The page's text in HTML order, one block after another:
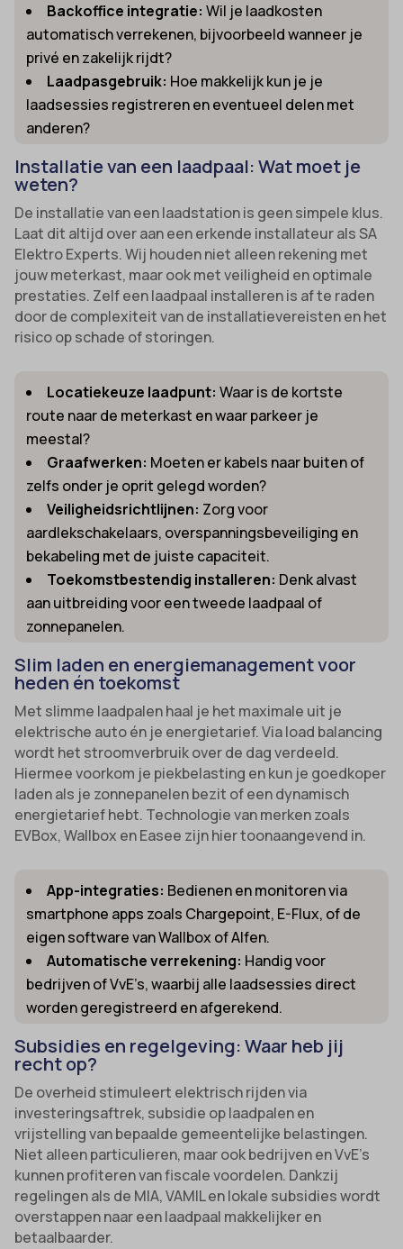
Backoffice integratie: Wil je laadkosten
automatisch verrekenen, bijvoorbeeld wanneer je
privé en zakelijk rijdt?
Laadpasgebruik: Hoe makkelijk kun je je
laadsessies registreren en eventueel delen met
anderen?
Installatie van een laadpaal: Wat moet je
weten?
De installatie van een laadstation is geen simpele klus.
Laat dit altijd over aan een erkende installateur als SA
Elektro Experts. Wij houden niet alleen rekening met
jouw meterkast, maar ook met veiligheid en optimale
prestaties. Zelf een laadpaal installeren is af te raden
door de complexiteit van de installatievereisten en het
risico op schade of storingen.
Locatiekeuze laadpunt: Waar is de kortste
route naar de meterkast en waar parkeer je
meestal?
Graafwerken: Moeten er kabels naar buiten of
zelfs onder je oprit gelegd worden?
Veiligheidsrichtlijnen: Zorg voor
aardlekschakelaars, overspanningsbeveiliging en
bekabeling met de juiste capaciteit.
Toekomstbestendig installeren: Denk alvast
aan uitbreiding voor een tweede laadpaal of
zonnepanelen.
Slim laden en energiemanagement voor
heden én toekomst
Met slimme laadpalen haal je het maximale uit je
elektrische auto én je energietarief. Via load balancing
wordt het stroomverbruik over de dag verdeeld.
Hiermee voorkom je piekbelasting en kun je goedkoper
laden als je zonnepanelen bezit of een dynamisch
energietarief hebt. Technologie van merken zoals
EVBox, Wallbox en Easee zijn hier toonaangevend in.
App-integraties: Bedienen en monitoren via
smartphone apps zoals Chargepoint, E-Flux, of de
eigen software van Wallbox of Alfen.
Automatische verrekening: Handig voor
bedrijven of VvE’s, waarbij alle laadsessies direct
worden geregistreerd en afgerekend.
Subsidies en regelgeving: Waar heb jij
recht op?
De overheid stimuleert elektrisch rijden via
investeringsaftrek, subsidie op laadpalen en
vrijstelling van bepaalde gemeentelijke belastingen.
Niet alleen particulieren, maar ook bedrijven en VvE’s
kunnen profiteren van fiscale voordelen. Dankzij
regelingen als de MIA, VAMIL en lokale subsidies wordt
overstappen naar een laadpaal makkelijker en
betaalbaarder.